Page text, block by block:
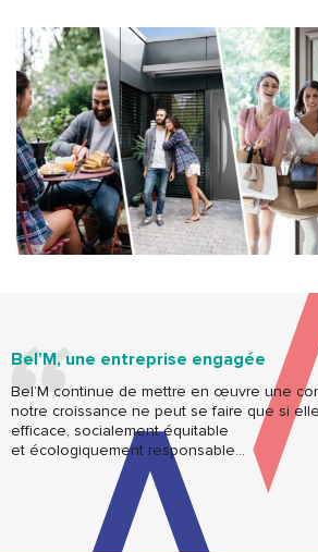
Bel’M, une entreprise engagée
Bel’M continue de mettre en œuvre une
notre croissance ne peut se faire que si
efficace, socialement équitable
et écologiquement responsable…